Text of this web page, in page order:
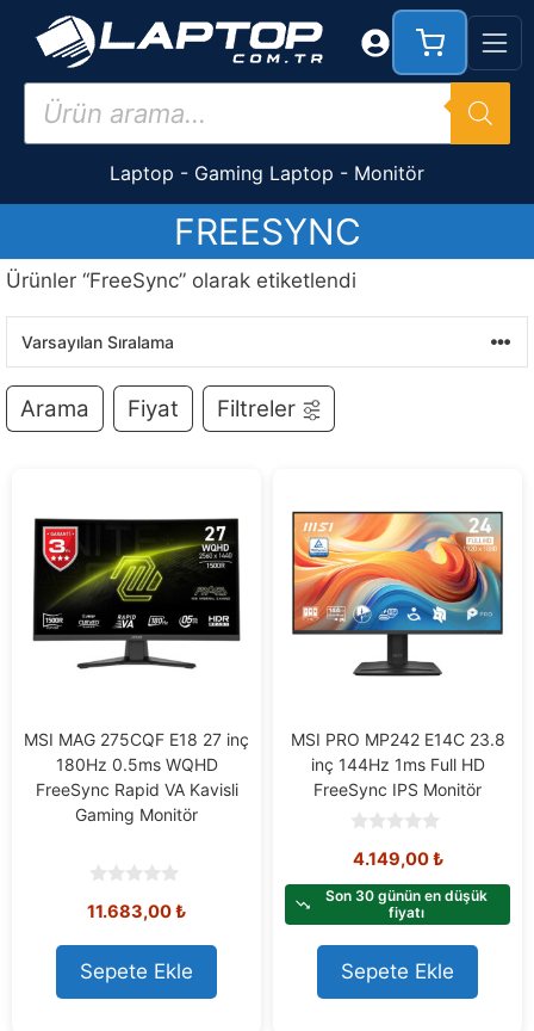
İçeriğe
Products
search
Laptop - Gaming Laptop - Monitör
FREESYNC
Ürünler “FreeSync” olarak etiketlendi
Arama Fiyat Filtreler
MSI MAG 275CQF E18 27 inç
180Hz 0.5ms WQHD
FreeSync Rapid VA Kavisli
Gaming Monitör
o
t
o
f
5
11.683,00₺
Sepete Ekle
MSI PRO MP242 E14C 23.8
inç 144Hz 1ms Full HD
FreeSync IPS Monitör
o
t
f
5
4.149,00₺
Son 30 günün en düşük
fiyatı
Sepete Ekle